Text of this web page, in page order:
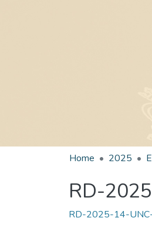
Home 2025
RD-
RD-2025-14-